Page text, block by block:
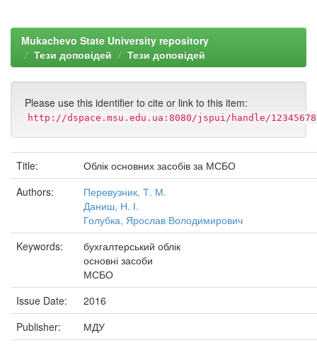
Mukachevo State University repository
Тези доповідей
Тези доповідей
Please use this identifier to cite or link to this item:
http://dspace.msu.edu.ua:8080/jspui/handle/
Title:
Облік основних засобів за МСБО
Authors:
Перевузник, Т. М.
Даниш, Н. І.
Голубка, Ярослав Володимирович
Keywords:
бухгалтерський облік
основні засоби
МСБО
Issue Date:
2016
Publisher:
МДУ